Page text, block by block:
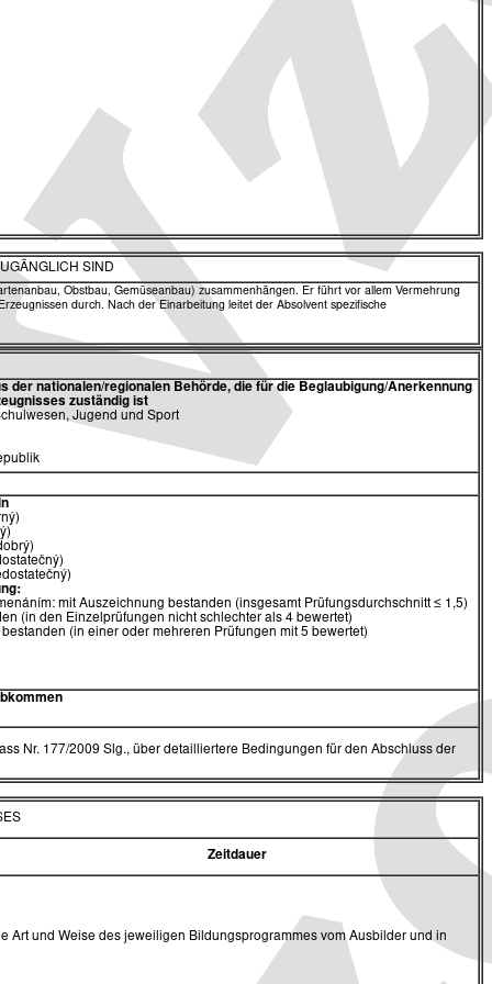
SIND
Obstbau, Gemüseanbau) zusammenhängen. Er führt vor allem Vermehrung
durch. Nach der Einarbeitung leitet der Absolvent spezifische
der nationalen/regionalen Behörde, die für die Beglaubigung/Anerkennung
zuständig ist
Jugend und Sport
mit Auszeichnung bestanden (insgesamt Prüfungsdurchschnitt ≤ 1,5)
(in den Einzelprüfungen nicht schlechter als 4 bewertet)
(in einer oder mehreren Prüfungen mit 5 bewertet)
Nr. 177/2009 Slg., über detailliertere Bedingungen für den Abschluss der
Zeitdauer
Art und Weise des jeweiligen Bildungsprogrammes vom Ausbilder und in